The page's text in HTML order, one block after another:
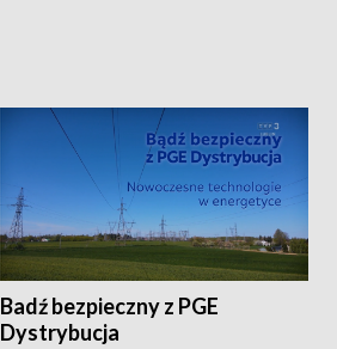
Badź bezpieczny z PGE
Dystrybucja